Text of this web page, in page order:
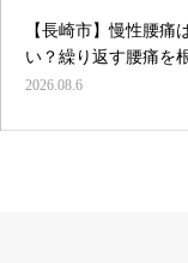
【長崎市】慢性腰痛
い？繰り返す腰痛を
2026.08.6